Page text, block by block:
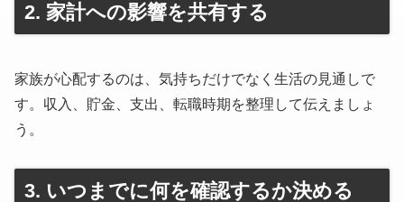
2. 家計への影響を共有する
家族が心配するのは、気持ちだけでなく生活の見通しで
す。収入、貯金、支出、転職時期を整理して伝えましょ
う。
3. いつまでに何を確認するか決める